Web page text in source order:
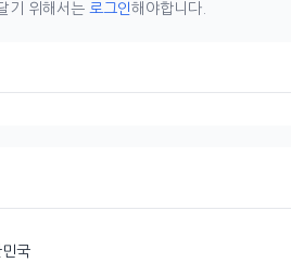
기 위해서는 로그인해야합니다.
국